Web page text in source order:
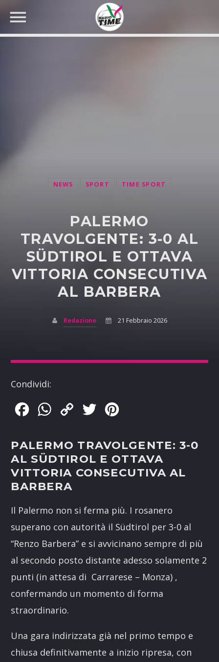
NEWS SPORT TIME SPORT
PALERMO
TRAVOLGENTE: 3-0 AL
SÜDTIROL E OTTAVA
VITTORIA CONSECUTIVA
AL BARBERA
Redazione 21 Febbraio 2026
Condividi:
FacebookWhatsApp
Copy
Twitter
PALERMO TRAVOLGENTE: 3-0
AL SÜDTIROL E OTTAVA
VITTORIA CONSECUTIVA AL
BARBERA
Il Palermo non si ferma più. I rosanero
superano con autorità il Südtirol per 3-0 al
“Renzo Barbera” e si avvicinano sempre di più
al secondo posto distante adesso solamente 2
punti (in attesa di Carrarese – Monza) ,
confermando un momento di forma
straordinario.
Una gara indirizzata già nel primo tempo e
chiusa definitivamente a inizio ripresa, con